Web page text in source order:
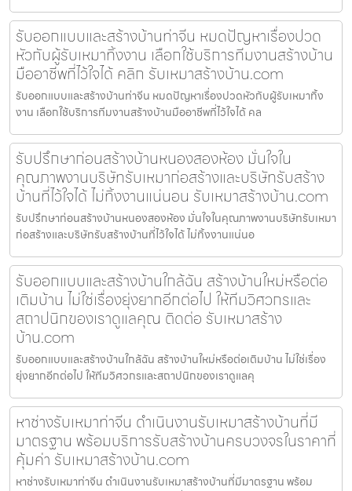
รับออกแบบและสร้างบ้านท่าจีน หมดปัญหาเรื่องปวด
หัวกับผู้รับเหมาทิ้งงาน เลือกใช้บริการทีมงานสร้างบ้าน
มืออาชีพที่ไว้ใจได้ คลิก รับเหมาสร้างบ้าน.com
รับออกแบบและสร้างบ้านท่าจีน หมดปัญหาเรื่องปวดหัวกับผู้รับเหมาทิ้ง
งาน เลือกใช้บริการทีมงานสร้างบ้านมืออาชีพที่ไว้ใจได้ คล
รับปรึกษาก่อนสร้างบ้านหนองสองห้อง มั่นใจใน
คุณภาพงานบริษัทรับเหมาก่อสร้างและบริษัทรับสร้าง
บ้านที่ไว้ใจได้ ไม่ทิ้งงานแน่นอน รับเหมาสร้างบ้าน.com
รับปรึกษาก่อนสร้างบ้านหนองสองห้อง มั่นใจในคุณภาพงานบริษัทรับเหมา
ก่อสร้างและบริษัทรับสร้างบ้านที่ไว้ใจได้ ไม่ทิ้งงานแน่นอ
รับออกแบบและสร้างบ้านใกล้ฉัน สร้างบ้านใหม่หรือต่อ
เติมบ้าน ไม่ใช่เรื่องยุ่งยากอีกต่อไป ให้ทีมวิศวกรและ
สถาปนิกของเราดูแลคุณ ติดต่อ รับเหมาสร้าง
บ้าน.com
รับออกแบบและสร้างบ้านใกล้ฉัน สร้างบ้านใหม่หรือต่อเติมบ้าน ไม่ใช่เรื่อง
ยุ่งยากอีกต่อไป ให้ทีมวิศวกรและสถาปนิกของเราดูแลคุ
หาช่างรับเหมาท่าจีน ดำเนินงานรับเหมาสร้างบ้านที่มี
มาตรฐาน พร้อมบริการรับสร้างบ้านครบวงจรในราคาที่
คุ้มค่า รับเหมาสร้างบ้าน.com
หาช่างรับเหมาท่าจีน ดำเนินงานรับเหมาสร้างบ้านที่มีมาตรฐาน พร้อม